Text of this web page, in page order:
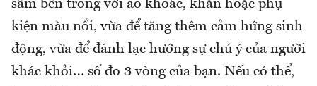
sẫm bên trong với áo khoác, khăn hoặc phụ
kiện màu nổi, vừa để tăng thêm cảm hứng sinh
động, vừa để đánh lạc hướng sự chú ý của người
khác khỏi… số đo 3 vòng của bạn. Nếu có thể,